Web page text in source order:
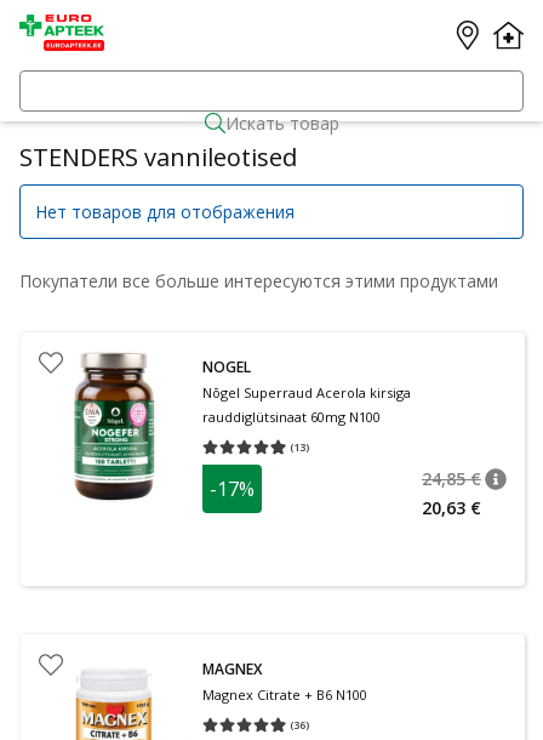
Искать товар
STENDERS vannileotised
Нет товаров для отображения
Покупатели все больше интересуются этими продуктами
NOGEL
Nõgel Superraud Acerola kirsiga
rauddiglütsinaat 60mg N100
(13)
Средняя оценка 4.92
-17% 24,85 €
20,63 €
MAGNEX
Magnex Citrate + B6 N100
(36)
Средняя оценка 4.94